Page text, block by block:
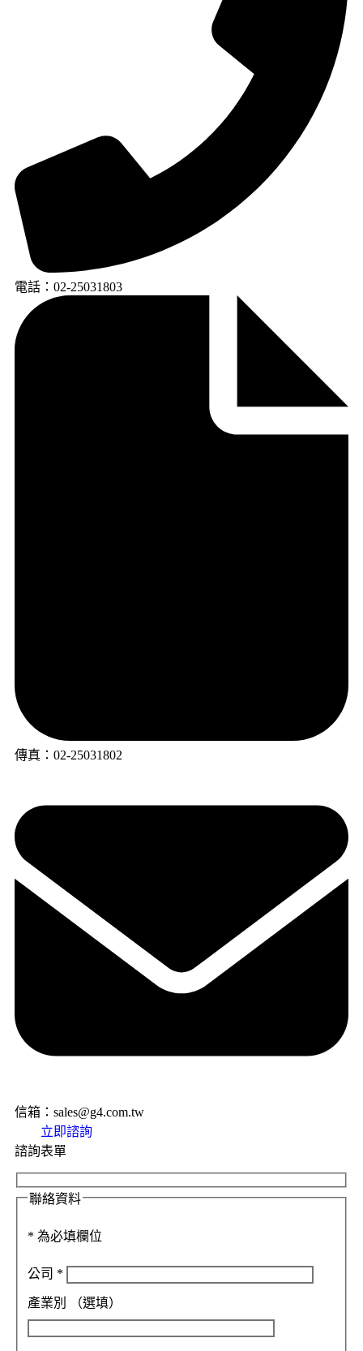
電話：02-25031803
傳真：02-25031802
信箱：sales@g4.com.tw
立即諮詢
諮詢表單
聯絡資料
* 為必填欄位
公司 *
產業別 （選填）